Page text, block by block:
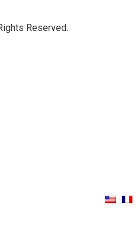
Reserved.